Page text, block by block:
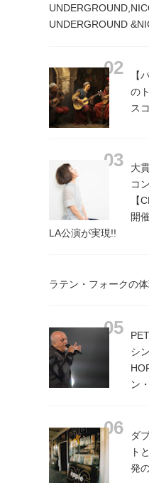
UNDERGROUND
【
の
ス
大
コ
【
開
LA公演が実現!!
ラテン・フォークの
シ
ン
ダ
ト
発